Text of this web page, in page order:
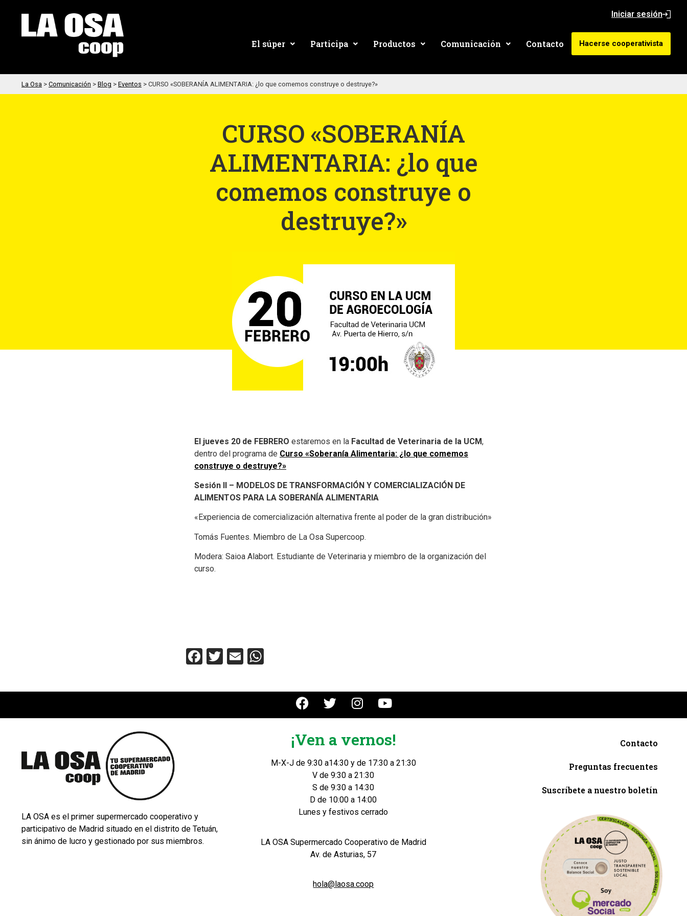
Iniciar sesión
El súper Participa Productos Comunicación Contacto Hacerse cooperativista
La Osa > Comunicación > Blog > Eventos > CURSO «SOBERANÍA ALIMENTARIA: ¿lo que comemos construye o destruye?»
CURSO «SOBERANÍA
ALIMENTARIA: ¿lo que
comemos construye o
destruye?»
El jueves 20 de FEBRERO estaremos en la Facultad de Veterinaria de la UCM,
dentro del programa de Curso «Soberanía Alimentaria: ¿lo que comemos
construye o destruye?»
Sesión II – MODELOS DE TRANSFORMACIÓN Y COMERCIALIZACIÓN DE
ALIMENTOS PARA LA SOBERANÍA ALIMENTARIA
«Experiencia de comercialización alternativa frente al poder de la gran distribución»
Tomás Fuentes. Miembro de La Osa Supercoop.
Modera: Saioa Alabort. Estudiante de Veterinaria y miembro de la organización del
curso.
Facebook
Twitter
Email
LA OSA es el primer supermercado cooperativo y
participativo de Madrid situado en el distrito de Tetuán,
sin ánimo de lucro y gestionado por sus miembros.
¡Ven a vernos!
M-X-J de 9:30 a14:30 y de 17:30 a 21:30
V de 9:30 a 21:30
S de 9:30 a 14:30
D de 10:00 a 14:00
Lunes y festivos cerrado
LA OSA Supermercado Cooperativo de Madrid
Av. de Asturias, 57
hola@laosa.coop
Contacto
Preguntas frecuentes
Suscríbete a nuestro boletín